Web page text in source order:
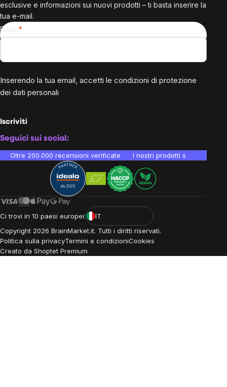
esclusive e informazioni sui nuovi prodotti – ti basta inserire la
tua e-mail.
Email
Inserendo la tua email, accetti le condizioni di protezione
dei dati personali
Iscriviti
Seguici sui social:
Oltre 200.000 recensioni verificate I nostri prodotti sono testati
Ci trovi in 10 paesi europei:
IT
Copyright 2026 BrainMarket.it. Tutti i diritti riservati.
Politica sulla privacyTermini e condizioniCookies
Creato da Shoptet Premium